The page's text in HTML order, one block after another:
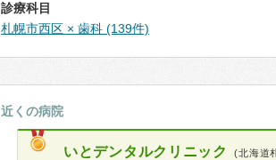
診療科目
札幌市西区 × 歯科 (139件)
近くの病院
いとデンタルクリニック (北海道